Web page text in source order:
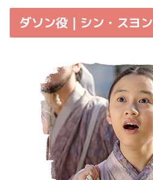
ダソン役 | シン・スヨン